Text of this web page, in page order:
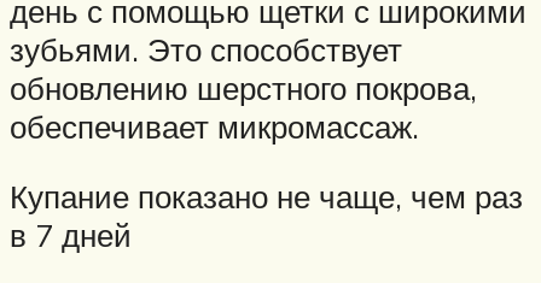
день с помощью щетки с широкими
зубьями. Это способствует
обновлению шерстного покрова,
обеспечивает микромассаж.
Купание показано не чаще, чем раз
в 7 дней